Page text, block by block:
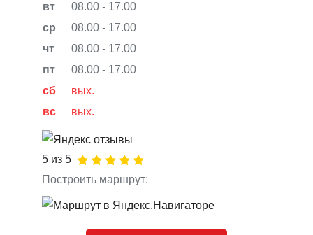
вт
08.00 - 17.00
ср
08.00 - 17.00
чт
08.00 - 17.00
пт
08.00 - 17.00
сб
вых.
вс
вых.
5 из 5
Построить маршрут: